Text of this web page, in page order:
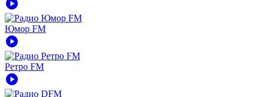
play_circle
Юмор FM
play_circle
Ретро FM
play_circle